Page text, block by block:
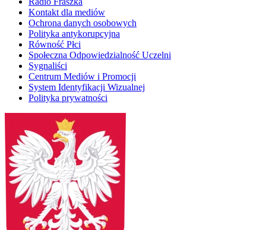
Kontakt dla mediów
Ochrona danych osobowych
Polityka antykorupcyjna
Równość Płci
Społeczna Odpowiedzialność Uczelni
Sygnaliści
Centrum Mediów i Promocji
System Identyfikacji Wizualnej
Polityka prywatności